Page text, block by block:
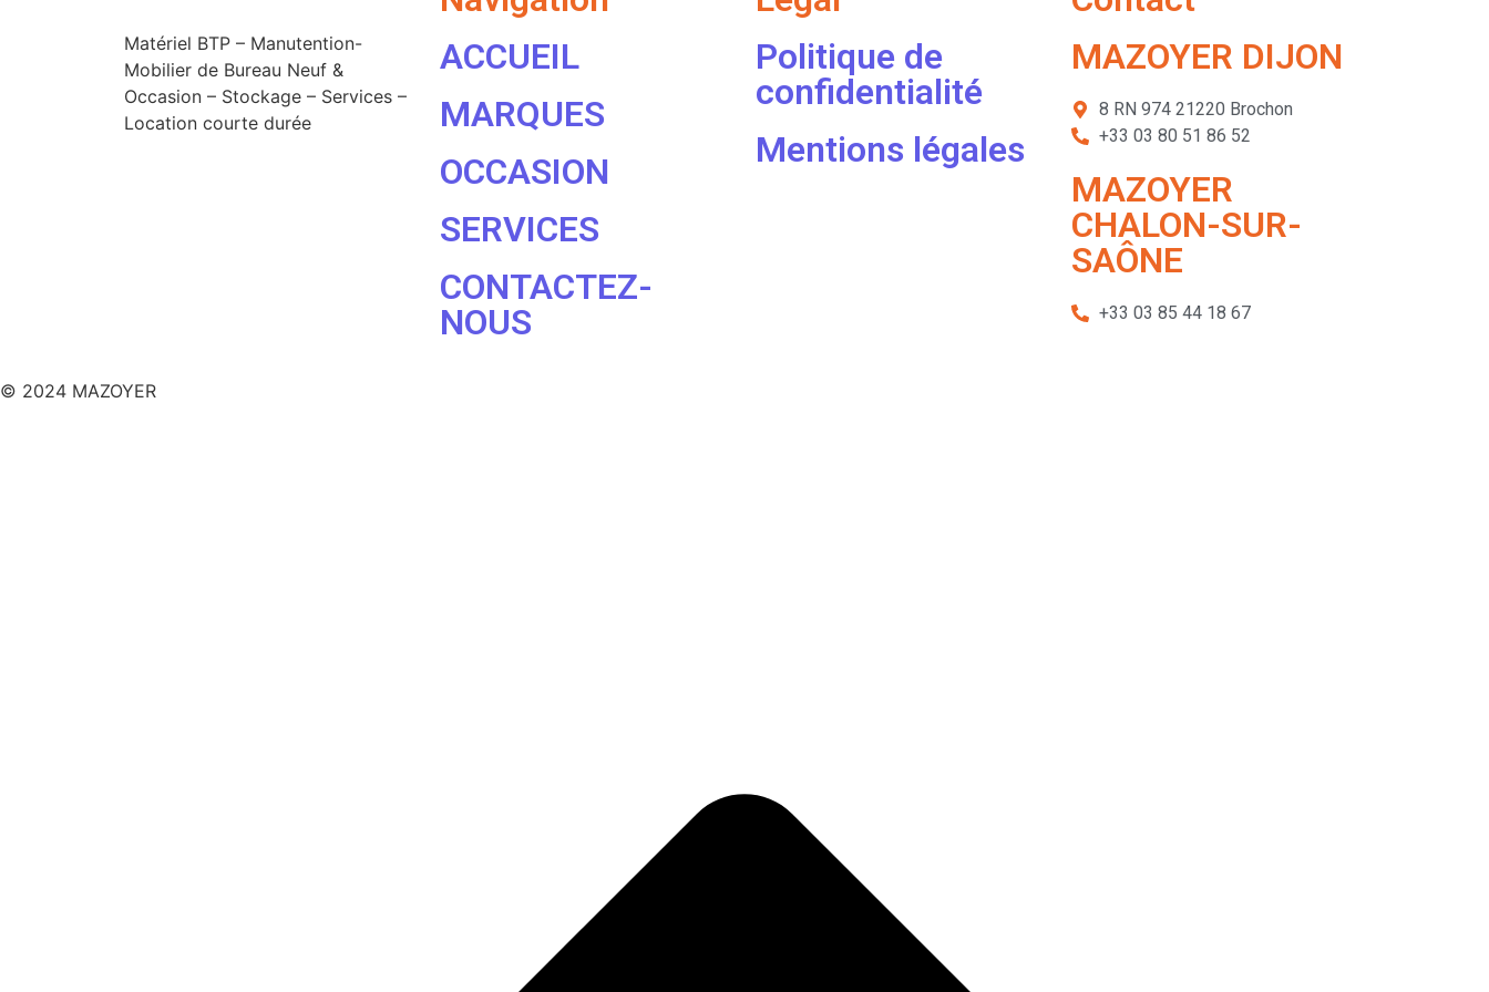
Matériel BTP – Manutention-
Mobilier de Bureau Neuf &
Occasion – Stockage – Services –
Location courte durée
ACCUEIL
MARQUES
OCCASION
SERVICES
CONTACTEZ-
NOUS
Politique de
confidentialité
Mentions légales
MAZOYER DIJON
8 RN 974 21220 Brochon
+33 03 80 51 86 52
MAZOYER
CHALON-SUR-
SAÔNE
+33 03 85 44 18 67
© 2024 MAZOYER